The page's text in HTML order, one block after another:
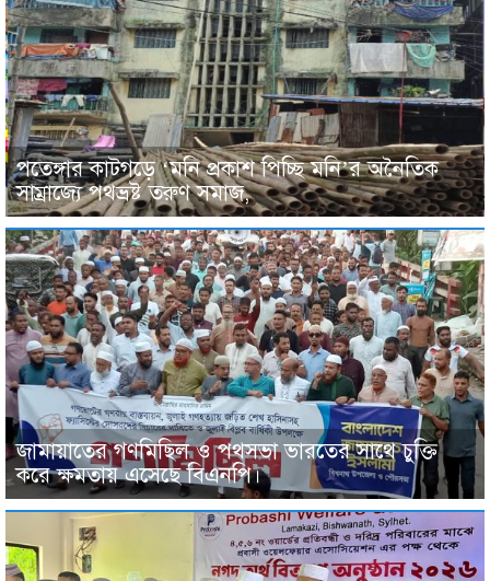
পতেঙ্গার কাটগড়ে ‘মনি প্রকাশ পিচ্ছি মনি’র অনৈতিক
সাম্রাজ্যে পথভ্রষ্ট তরুণ সমাজ,
জামায়াতের গণমিছিল ও পথসভা ভারতের সাথে চুক্তি
করে ক্ষমতায় এসেছে বিএনপি।